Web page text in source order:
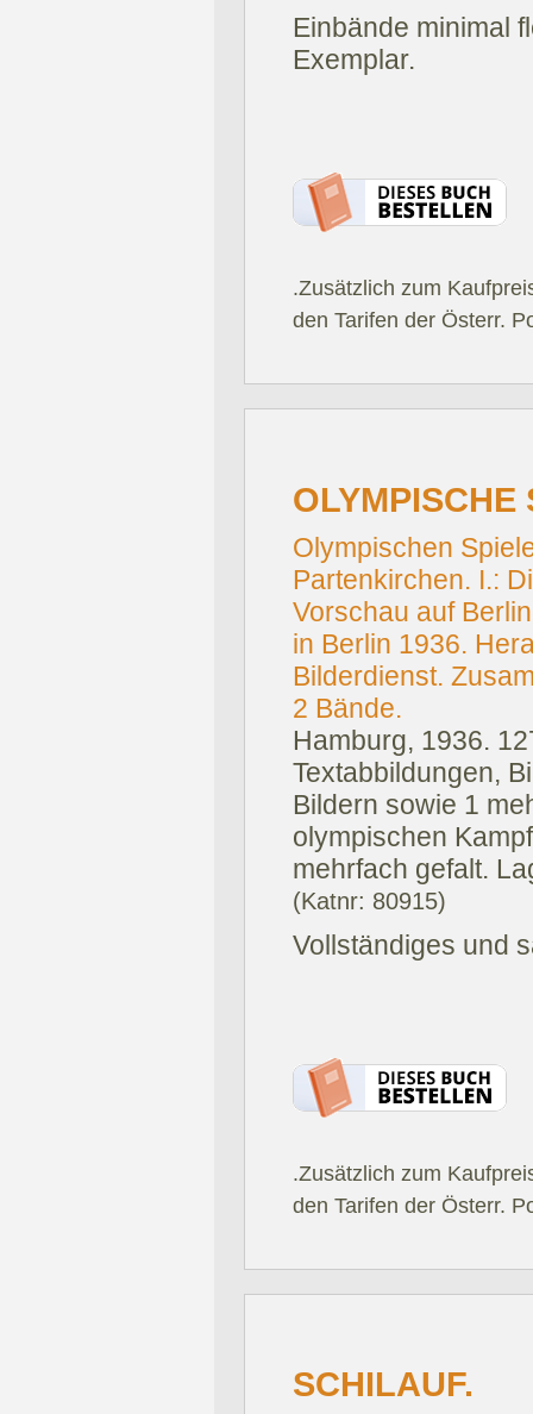
Einbände minimal
Exemplar.
.Zusätzlich zum
den Tarifen der Österr.
OLYMPISCHE
Olympischen
Partenkirchen. I.:
Vorschau auf
in Berlin 1936.
Bilderdienst.
2 Bände.
Hamburg, 1936.
Textabbildungen,
Bildern sowie 1
olympischen
mehrfach gefalt.
(Katnr: 80915)
Vollständiges und
.Zusätzlich zum
den Tarifen der Österr.
SCHILAUF.